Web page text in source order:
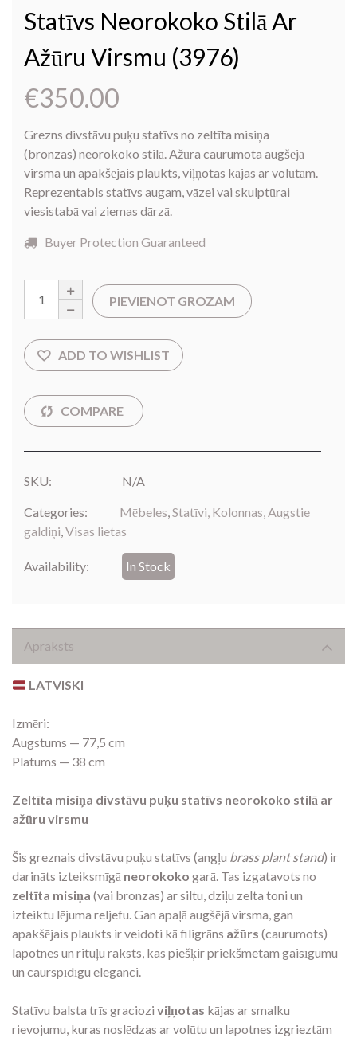
Statīvs Neorokoko Stilā Ar
Ažūru Virsmu (3976)
€350.00
Grezns divstāvu puķu statīvs no zeltīta misiņa
(bronzas) neorokoko stilā. Ažūra caurumota augšējā
virsma un apakšējais plaukts, viļņotas kājas ar volūtām.
Reprezentabls statīvs augam, vāzei vai skulptūrai
viesistabā vai ziemas dārzā.
Buyer Protection Guaranteed
PIEVIENOT GROZAM
SKU: N/A
Categories: Mēbeles,Statīvi, Kolonnas, Augstie
galdiņi,Visas lietas
Availability: In Stock
Apraksts
LATVISKI
Izmēri:
Augstums — 77,5 cm
Platums — 38 cm
Zeltīta misiņa divstāvu puķu statīvs neorokoko stilā ar
ažūru virsmu
Šis greznais divstāvu puķu statīvs (angļu brass plant stand) ir
darināts izteiksmīgā neorokoko garā. Tas izgatavots no
zeltīta misiņa (vai bronzas) ar siltu, dziļu zelta toni un
izteiktu lējuma reljefu. Gan apaļā augšējā virsma, gan
apakšējais plaukts ir veidoti kā filigrāns ažūrs (caurumots)
lapotnes un rituļu raksts, kas piešķir priekšmetam gaisīgumu
un caurspīdīgu eleganci.
Statīvu balsta trīs graciozi viļņotas kājas ar smalku
rievojumu, kuras noslēdzas ar volūtu un lapotnes izgrieztām